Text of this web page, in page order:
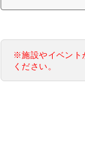
※施設やイベント
ください。